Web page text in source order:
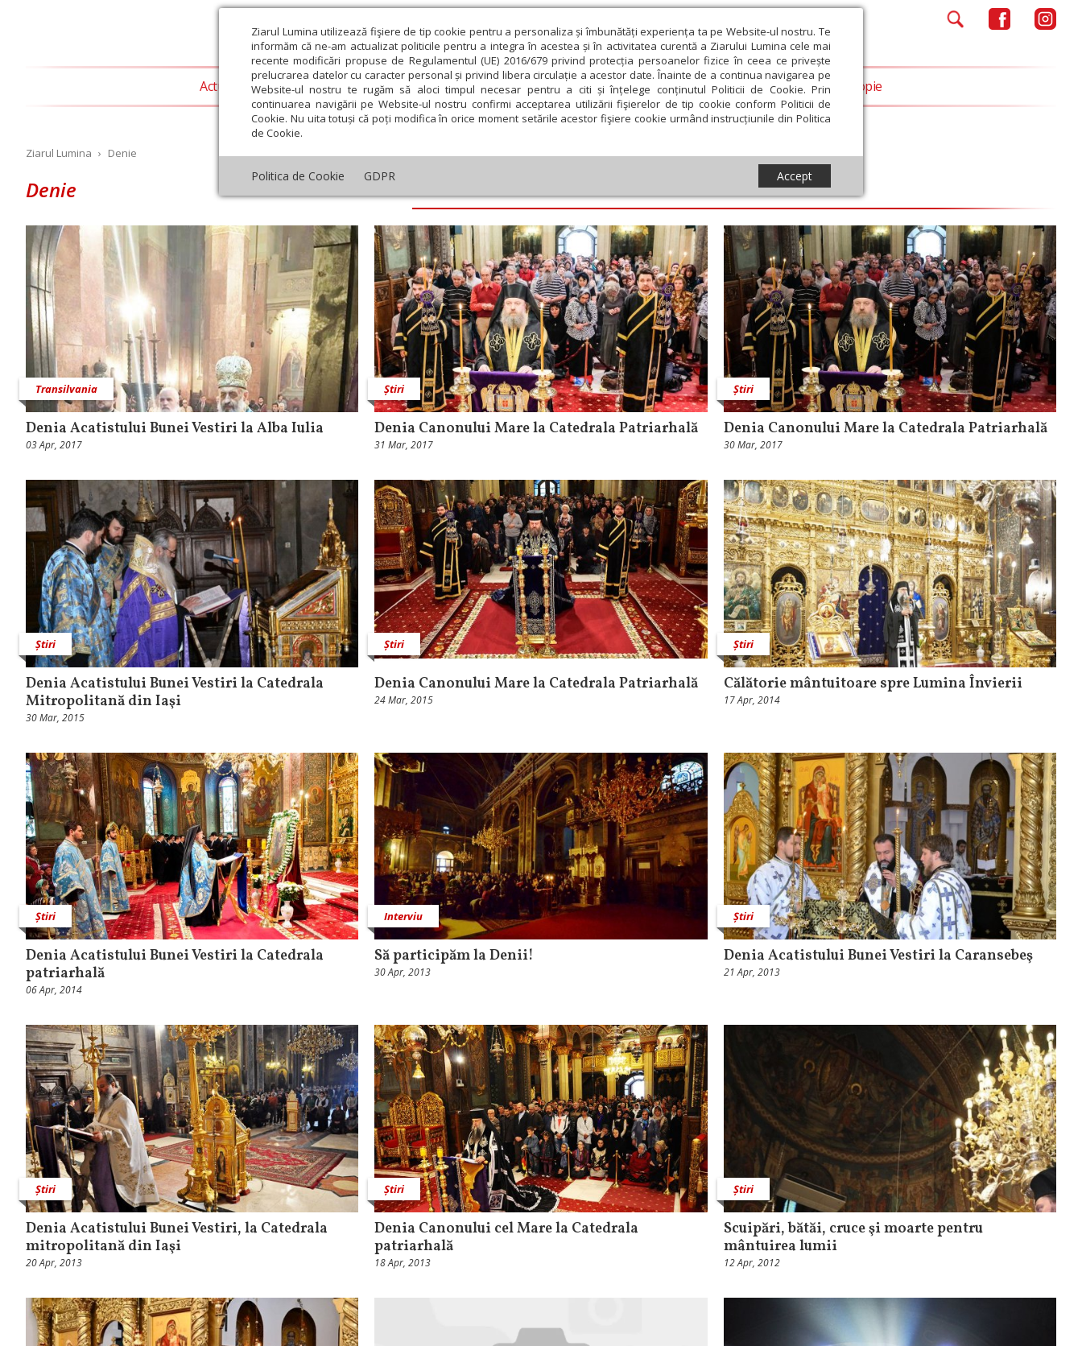
Ziarul Lumina utilizează fişiere de tip cookie pentru a personaliza și îmbunătăți experiența ta pe Website-ul nostru. Te
informăm că ne-am actualizat politicile pentru a integra în acestea și în activitatea curentă a Ziarului Lumina cele mai
recente modificări propuse de Regulamentul (UE) 2016/679 privind protecția persoanelor fizice în ceea ce privește
prelucrarea datelor cu caracter personal și privind libera circulație a acestor date. Înainte de a continua navigarea pe
Website-ul nostru te rugăm să aloci timpul necesar pentru a citi și înțelege conținutul Politicii de Cookie. Prin
continuarea navigării pe Website-ul nostru confirmi acceptarea utilizării fişierelor de tip cookie conform Politicii de
Cookie. Nu uita totuși că poți modifica în orice moment setările acestor fişiere cookie urmând instrucțiunile din Politica
de Cookie.
Politica de Cookie GDPR Accept
Actualitate religioasă Teologie și spiritualitate Educaţie și Cultură Societate Opinii Filantropie
Ziarul Lumina › Denie
Denie
Transilvania
Denia Acatistului Bunei Vestiri la Alba Iulia
03 Apr, 2017
Știri
Denia Canonului Mare la Catedrala Patriarhală
31 Mar, 2017
Știri
Denia Canonului Mare la Catedrala Patriarhală
30 Mar, 2017
Știri
Denia Acatistului Bunei Vestiri la Catedrala
Mitropolitană din Iaşi
30 Mar, 2015
Știri
Denia Canonului Mare la Catedrala Patriarhală
24 Mar, 2015
Știri
Călătorie mântuitoare spre Lumina Învierii
17 Apr, 2014
Știri
Denia Acatistului Bunei Vestiri la Catedrala
patriarhală
06 Apr, 2014
Interviu
Să participăm la Denii!
30 Apr, 2013
Știri
Denia Acatistului Bunei Vestiri la Caransebeş
21 Apr, 2013
Știri
Denia Acatistului Bunei Vestiri, la Catedrala
mitropolitană din Iaşi
20 Apr, 2013
Știri
Denia Canonului cel Mare la Catedrala
patriarhală
18 Apr, 2013
Știri
Scuipări, bătăi, cruce şi moarte pentru
mântuirea lumii
12 Apr, 2012